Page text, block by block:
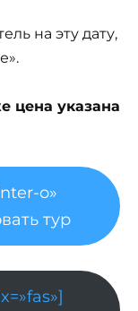
на эту дату,
цена указана
o»
тур